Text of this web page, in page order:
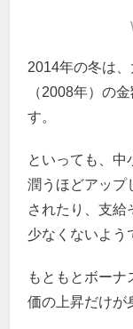
2014年の冬は
（2008年）の
す。
といっても、中
潤うほどアップ
されたり、支給
少なくないよう
もともとボー
価の上昇だけが